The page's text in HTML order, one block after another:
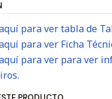
para ver tabla de
para ver Ficha
para ver para ver